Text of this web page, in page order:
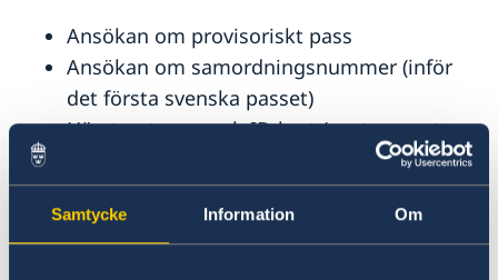
Samtycke Information Om
Ansökan om provisoriskt pass
Ansökan om samordningsnummer (inför
det första svenska passet)
Hämta ut pass och ID-kort (porto- samt
Utredning av svenskt
medborgarskap